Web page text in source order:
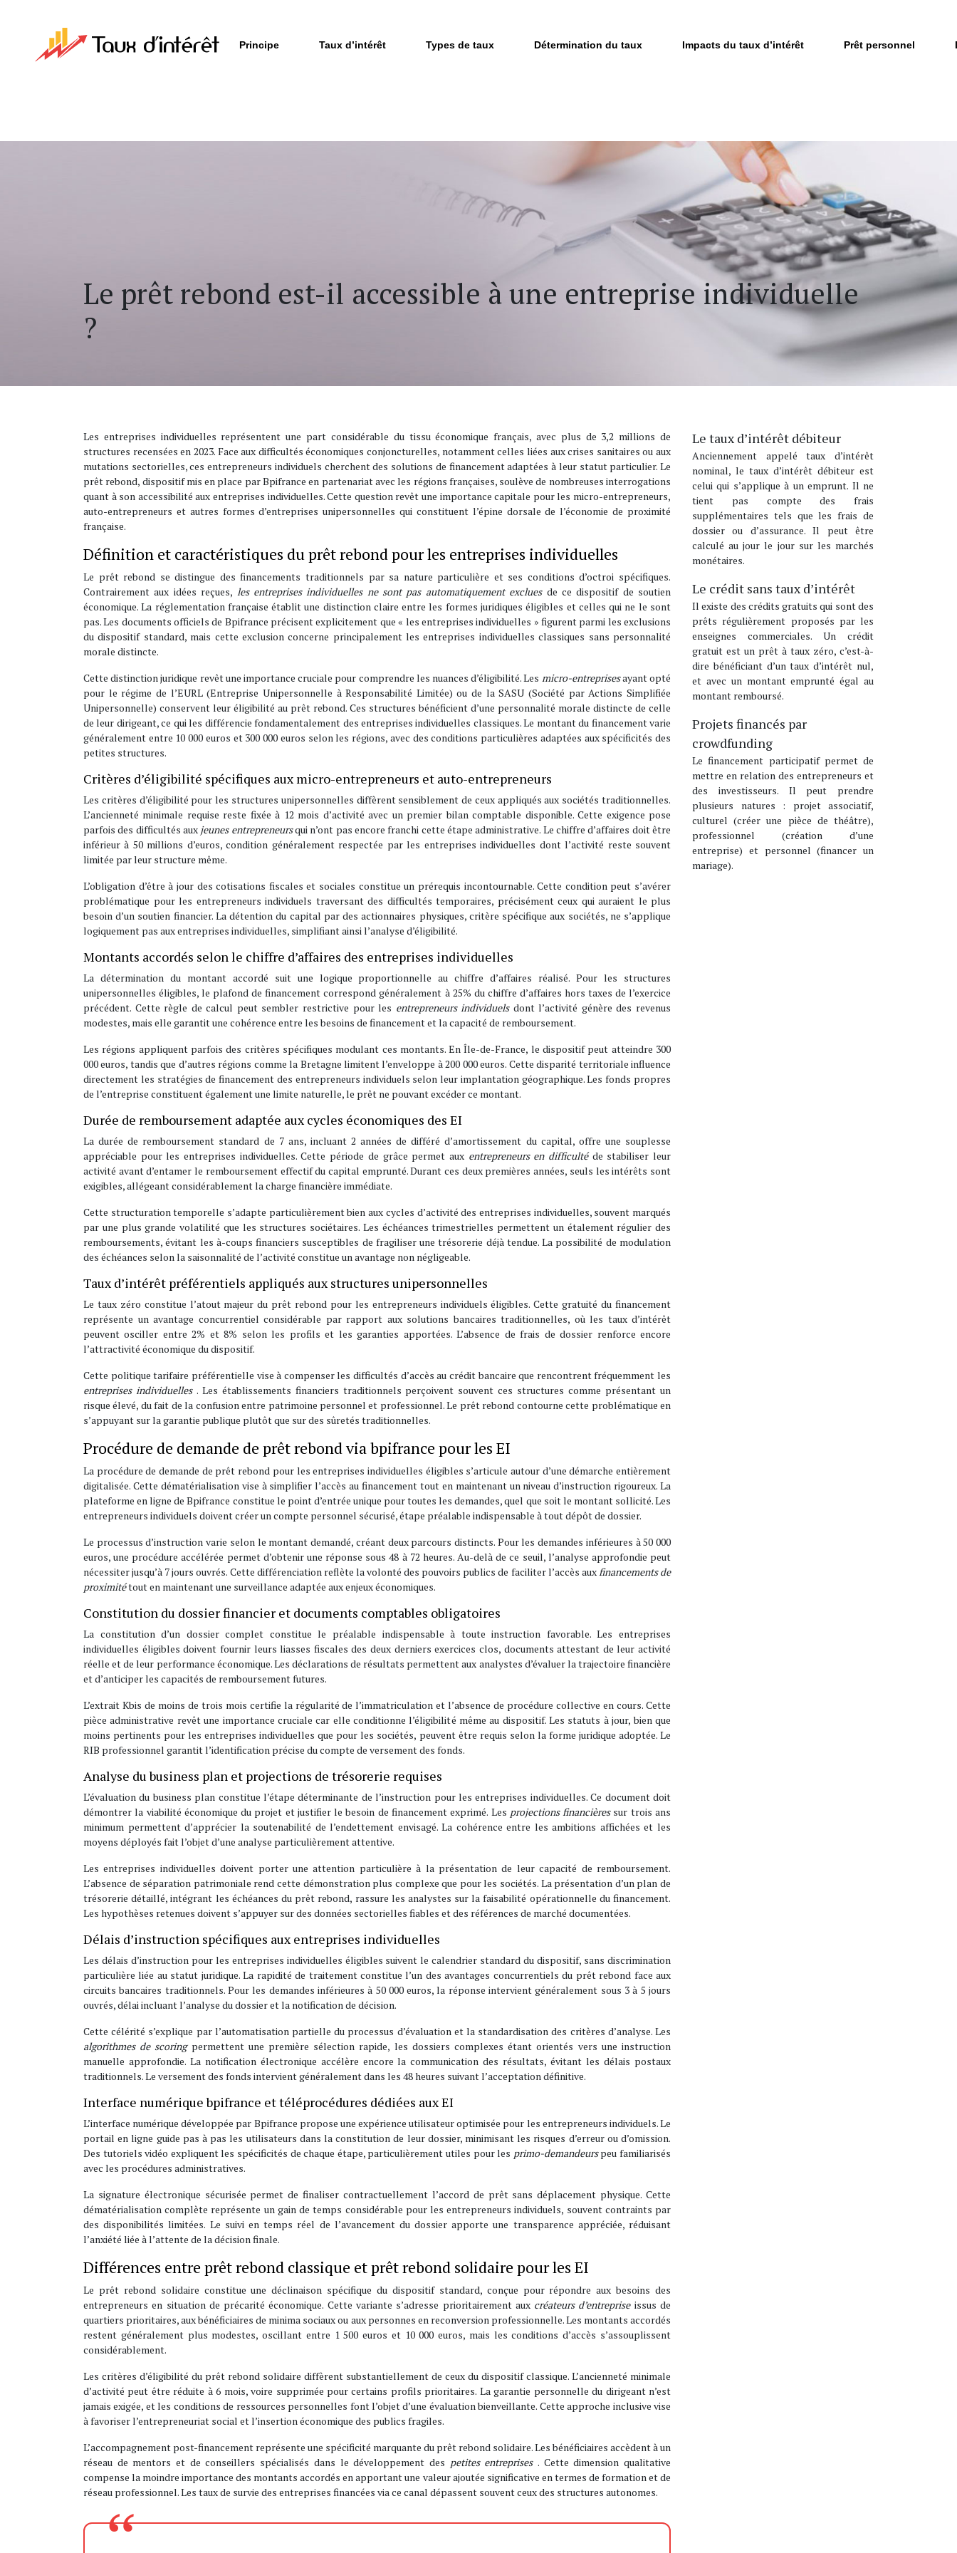
Principe Taux d’intérêt Types de taux Détermination du taux Impacts du taux d’intérêt Prêt personnel
Le prêt rebond est-il accessible à une entreprise individuelle
?
Les entreprises individuelles représentent une part considérable du tissu économique français, avec plus de 3,2 millions de
structures recensées en 2023. Face aux difficultés économiques conjoncturelles, notamment celles liées aux crises sanitaires ou aux
mutations sectorielles, ces entrepreneurs individuels cherchent des solutions de financement adaptées à leur statut particulier. Le
prêt rebond, dispositif mis en place par Bpifrance en partenariat avec les régions françaises, soulève de nombreuses interrogations
quant à son accessibilité aux entreprises individuelles. Cette question revêt une importance capitale pour les micro-entrepreneurs,
auto-entrepreneurs et autres formes d’entreprises unipersonnelles qui constituent l’épine dorsale de l’économie de proximité
française.
Définition et caractéristiques du prêt rebond pour les entreprises individuelles
Le prêt rebond se distingue des financements traditionnels par sa nature particulière et ses conditions d’octroi spécifiques.
Contrairement aux idées reçues, les entreprises individuelles ne sont pas automatiquement exclues de ce dispositif de soutien
économique. La réglementation française établit une distinction claire entre les formes juridiques éligibles et celles qui ne le sont
pas. Les documents officiels de Bpifrance précisent explicitement que « les entreprises individuelles » figurent parmi les exclusions
du dispositif standard, mais cette exclusion concerne principalement les entreprises individuelles classiques sans personnalité
morale distincte.
Cette distinction juridique revêt une importance cruciale pour comprendre les nuances d’éligibilité. Les micro-entreprisesayant opté
pour le régime de l’EURL (Entreprise Unipersonnelle à Responsabilité Limitée) ou de la SASU (Société par Actions Simplifiée
Unipersonnelle) conservent leur éligibilité au prêt rebond. Ces structures bénéficient d’une personnalité morale distincte de celle
de leur dirigeant, ce qui les différencie fondamentalement des entreprises individuelles classiques. Le montant du financement varie
généralement entre 10 000 euros et 300 000 euros selon les régions, avec des conditions particulières adaptées aux spécificités des
petites structures.
Critères d’éligibilité spécifiques aux micro-entrepreneurs et auto-entrepreneurs
Les critères d’éligibilité pour les structures unipersonnelles diffèrent sensiblement de ceux appliqués aux sociétés traditionnelles.
L’ancienneté minimale requise reste fixée à 12 mois d’activité avec un premier bilan comptable disponible. Cette exigence pose
parfois des difficultés aux jeunes entrepreneursqui n’ont pas encore franchi cette étape administrative. Le chiffre d’affaires doit être
inférieur à 50 millions d’euros, condition généralement respectée par les entreprises individuelles dont l’activité reste souvent
limitée par leur structure même.
L’obligation d’être à jour des cotisations fiscales et sociales constitue un prérequis incontournable. Cette condition peut s’avérer
problématique pour les entrepreneurs individuels traversant des difficultés temporaires, précisément ceux qui auraient le plus
besoin d’un soutien financier. La détention du capital par des actionnaires physiques, critère spécifique aux sociétés, ne s’applique
logiquement pas aux entreprises individuelles, simplifiant ainsi l’analyse d’éligibilité.
Montants accordés selon le chiffre d’affaires des entreprises individuelles
La détermination du montant accordé suit une logique proportionnelle au chiffre d’affaires réalisé. Pour les structures
unipersonnelles éligibles, le plafond de financement correspond généralement à 25% du chiffre d’affaires hors taxes de l’exercice
précédent. Cette règle de calcul peut sembler restrictive pour les entrepreneurs individuels dont l’activité génère des revenus
modestes, mais elle garantit une cohérence entre les besoins de financement et la capacité de remboursement.
Les régions appliquent parfois des critères spécifiques modulant ces montants. En Île-de-France, le dispositif peut atteindre 300
000 euros, tandis que d’autres régions comme la Bretagne limitent l’enveloppe à 200 000 euros. Cette disparité territoriale influence
directement les stratégies de financement des entrepreneurs individuels selon leur implantation géographique. Les fonds propres
de l’entreprise constituent également une limite naturelle, le prêt ne pouvant excéder ce montant.
Durée de remboursement adaptée aux cycles économiques des EI
La durée de remboursement standard de 7 ans, incluant 2 années de différé d’amortissement du capital, offre une souplesse
appréciable pour les entreprises individuelles. Cette période de grâce permet aux entrepreneurs en difficulté de stabiliser leur
activité avant d’entamer le remboursement effectif du capital emprunté. Durant ces deux premières années, seuls les intérêts sont
exigibles, allégeant considérablement la charge financière immédiate.
Cette structuration temporelle s’adapte particulièrement bien aux cycles d’activité des entreprises individuelles, souvent marqués
par une plus grande volatilité que les structures sociétaires. Les échéances trimestrielles permettent un étalement régulier des
remboursements, évitant les à-coups financiers susceptibles de fragiliser une trésorerie déjà tendue. La possibilité de modulation
des échéances selon la saisonnalité de l’activité constitue un avantage non négligeable.
Taux d’intérêt préférentiels appliqués aux structures unipersonnelles
Le taux zéro constitue l’atout majeur du prêt rebond pour les entrepreneurs individuels éligibles. Cette gratuité du financement
représente un avantage concurrentiel considérable par rapport aux solutions bancaires traditionnelles, où les taux d’intérêt
peuvent osciller entre 2% et 8% selon les profils et les garanties apportées. L’absence de frais de dossier renforce encore
l’attractivité économique du dispositif.
Cette politique tarifaire préférentielle vise à compenser les difficultés d’accès au crédit bancaire que rencontrent fréquemment les
entreprises individuelles . Les établissements financiers traditionnels perçoivent souvent ces structures comme présentant un
risque élevé, du fait de la confusion entre patrimoine personnel et professionnel. Le prêt rebond contourne cette problématique en
s’appuyant sur la garantie publique plutôt que sur des sûretés traditionnelles.
Procédure de demande de prêt rebond via bpifrance pour les EI
La procédure de demande de prêt rebond pour les entreprises individuelles éligibles s’articule autour d’une démarche entièrement
digitalisée. Cette dématérialisation vise à simplifier l’accès au financement tout en maintenant un niveau d’instruction rigoureux. La
plateforme en ligne de Bpifrance constitue le point d’entrée unique pour toutes les demandes, quel que soit le montant sollicité. Les
entrepreneurs individuels doivent créer un compte personnel sécurisé, étape préalable indispensable à tout dépôt de dossier.
Le processus d’instruction varie selon le montant demandé, créant deux parcours distincts. Pour les demandes inférieures à 50 000
euros, une procédure accélérée permet d’obtenir une réponse sous 48 à 72 heures. Au-delà de ce seuil, l’analyse approfondie peut
nécessiter jusqu’à 7 jours ouvrés. Cette différenciation reflète la volonté des pouvoirs publics de faciliter l’accès auxfinancements de
proximitétout en maintenant une surveillance adaptée aux enjeux économiques.
Constitution du dossier financier et documents comptables obligatoires
La constitution d’un dossier complet constitue le préalable indispensable à toute instruction favorable. Les entreprises
individuelles éligibles doivent fournir leurs liasses fiscales des deux derniers exercices clos, documents attestant de leur activité
réelle et de leur performance économique. Les déclarations de résultats permettent aux analystes d’évaluer la trajectoire financière
et d’anticiper les capacités de remboursement futures.
L’extrait Kbis de moins de trois mois certifie la régularité de l’immatriculation et l’absence de procédure collective en cours. Cette
pièce administrative revêt une importance cruciale car elle conditionne l’éligibilité même au dispositif. Les statuts à jour, bien que
moins pertinents pour les entreprises individuelles que pour les sociétés, peuvent être requis selon la forme juridique adoptée. Le
RIB professionnel garantit l’identification précise du compte de versement des fonds.
Analyse du business plan et projections de trésorerie requises
L’évaluation du business plan constitue l’étape déterminante de l’instruction pour les entreprises individuelles. Ce document doit
démontrer la viabilité économique du projet et justifier le besoin de financement exprimé. Les projections financières sur trois ans
minimum permettent d’apprécier la soutenabilité de l’endettement envisagé. La cohérence entre les ambitions affichées et les
moyens déployés fait l’objet d’une analyse particulièrement attentive.
Les entreprises individuelles doivent porter une attention particulière à la présentation de leur capacité de remboursement.
L’absence de séparation patrimoniale rend cette démonstration plus complexe que pour les sociétés. La présentation d’un plan de
trésorerie détaillé, intégrant les échéances du prêt rebond, rassure les analystes sur la faisabilité opérationnelle du financement.
Les hypothèses retenues doivent s’appuyer sur des données sectorielles fiables et des références de marché documentées.
Délais d’instruction spécifiques aux entreprises individuelles
Les délais d’instruction pour les entreprises individuelles éligibles suivent le calendrier standard du dispositif, sans discrimination
particulière liée au statut juridique. La rapidité de traitement constitue l’un des avantages concurrentiels du prêt rebond face aux
circuits bancaires traditionnels. Pour les demandes inférieures à 50 000 euros, la réponse intervient généralement sous 3 à 5 jours
ouvrés, délai incluant l’analyse du dossier et la notification de décision.
Cette célérité s’explique par l’automatisation partielle du processus d’évaluation et la standardisation des critères d’analyse. Les
algorithmes de scoring permettent une première sélection rapide, les dossiers complexes étant orientés vers une instruction
manuelle approfondie. La notification électronique accélère encore la communication des résultats, évitant les délais postaux
traditionnels. Le versement des fonds intervient généralement dans les 48 heures suivant l’acceptation définitive.
Interface numérique bpifrance et téléprocédures dédiées aux EI
L’interface numérique développée par Bpifrance propose une expérience utilisateur optimisée pour les entrepreneurs individuels. Le
portail en ligne guide pas à pas les utilisateurs dans la constitution de leur dossier, minimisant les risques d’erreur ou d’omission.
Des tutoriels vidéo expliquent les spécificités de chaque étape, particulièrement utiles pour les primo-demandeurspeu familiarisés
avec les procédures administratives.
La signature électronique sécurisée permet de finaliser contractuellement l’accord de prêt sans déplacement physique. Cette
dématérialisation complète représente un gain de temps considérable pour les entrepreneurs individuels, souvent contraints par
des disponibilités limitées. Le suivi en temps réel de l’avancement du dossier apporte une transparence appréciée, réduisant
l’anxiété liée à l’attente de la décision finale.
Différences entre prêt rebond classique et prêt rebond solidaire pour les EI
Le prêt rebond solidaire constitue une déclinaison spécifique du dispositif standard, conçue pour répondre aux besoins des
entrepreneurs en situation de précarité économique. Cette variante s’adresse prioritairement aux créateurs d’entreprise issus de
quartiers prioritaires, aux bénéficiaires de minima sociaux ou aux personnes en reconversion professionnelle. Les montants accordés
restent généralement plus modestes, oscillant entre 1 500 euros et 10 000 euros, mais les conditions d’accès s’assouplissent
considérablement.
Les critères d’éligibilité du prêt rebond solidaire diffèrent substantiellement de ceux du dispositif classique. L’ancienneté minimale
d’activité peut être réduite à 6 mois, voire supprimée pour certains profils prioritaires. La garantie personnelle du dirigeant n’est
jamais exigée, et les conditions de ressources personnelles font l’objet d’une évaluation bienveillante. Cette approche inclusive vise
à favoriser l’entrepreneuriat social et l’insertion économique des publics fragiles.
L’accompagnement post-financement représente une spécificité marquante du prêt rebond solidaire. Les bénéficiaires accèdent à un
réseau de mentors et de conseillers spécialisés dans le développement des petites entreprises . Cette dimension qualitative
compense la moindre importance des montants accordés en apportant une valeur ajoutée significative en termes de formation et de
réseau professionnel. Les taux de survie des entreprises financées via ce canal dépassent souvent ceux des structures autonomes.
Le taux d’intérêt débiteur
Anciennement appelé taux d’intérêt
nominal, le taux d’intérêt débiteur est
celui qui s’applique à un emprunt. Il ne
tient pas compte des frais
supplémentaires tels que les frais de
dossier ou d’assurance. Il peut être
calculé au jour le jour sur les marchés
monétaires.
Le crédit sans taux d’intérêt
Il existe des crédits gratuits qui sont des
prêts régulièrement proposés par les
enseignes commerciales. Un crédit
gratuit est un prêt à taux zéro, c’est-à-
dire bénéficiant d’un taux d’intérêt nul,
et avec un montant emprunté égal au
montant remboursé.
Projets financés par
crowdfunding
Le financement participatif permet de
mettre en relation des entrepreneurs et
des investisseurs. Il peut prendre
plusieurs natures : projet associatif,
culturel (créer une pièce de théâtre),
professionnel (création d’une
entreprise) et personnel (financer un
mariage).